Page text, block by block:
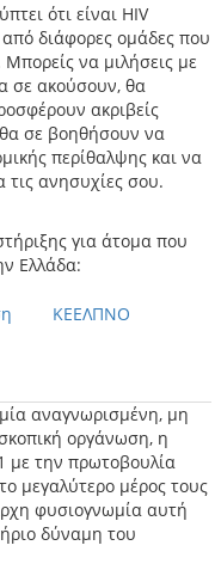
ότι είναι HIV
από διάφορες ομάδες που
να μιλήσεις με
σε ακούσουν, θα
ακριβείς
θα σε βοηθήσουν να
περίθαλψης και να
τις ανησυχίες σου.
για άτομα που
Ελλάδα:
ΚΕΕΛΠΝΟ
μία αναγνωρισμένη, μη
οργάνωση, η
με την πρωτοβουλία
μεγαλύτερο μέρος τους
φυσιογνωμία αυτή
δύναμη του